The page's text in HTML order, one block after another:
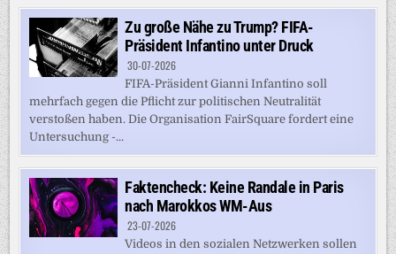
Zu große Nähe zu Trump? FIFA-
Präsident Infantino unter Druck
30-07-2026
FIFA-Präsident Gianni Infantino soll
mehrfach gegen die Pflicht zur politischen Neutralität
verstoßen haben. Die Organisation FairSquare fordert eine
Untersuchung -...
Faktencheck: Keine Randale in Paris
nach Marokkos WM-Aus
23-07-2026
Videos in den sozialen Netzwerken sollen